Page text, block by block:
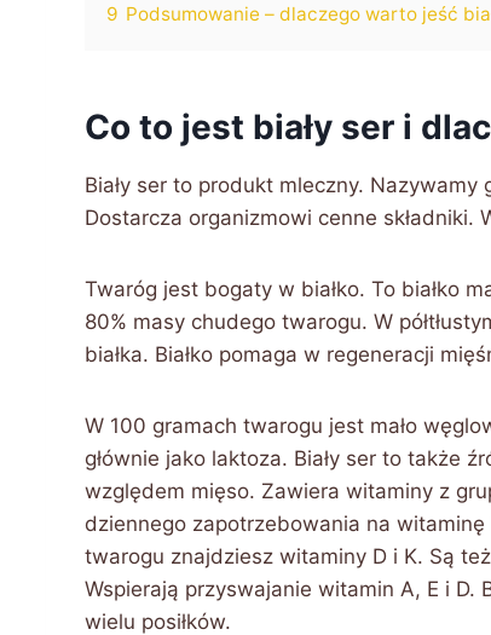
9 Podsumowanie – dlaczego warto jeść
Co to jest biały ser i
Biały ser to produkt mleczny.
Dostarcza organizmowi cenne składniki.
Twaróg jest bogaty w białko. To białko
80% masy chudego twarogu. W
białka. Białko pomaga w regeneracji
W 100 gramach twarogu jest mało
głównie jako laktoza. Biały ser to także
względem mięso. Zawiera witaminy z
dziennego zapotrzebowania na
twarogu znajdziesz witaminy D i K. Są
Wspierają przyswajanie witamin A, E i D.
wielu posiłków.